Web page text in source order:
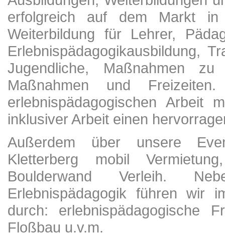
erfolgreich auf dem Markt in
Weiterbildung für Lehrer,
Erlebnispädagogikausbildung,
Jugendliche, Maßnahmen zu
Maßnahmen und
erlebnispädagogischen Arbeit
inklusiver Arbeit einen
Außerdem über unsere
Kletterberg mobil
Boulderwand Verleih.
Erlebnispädagogik führen wir
durch: erlebnispädagogische
Floßbau u.v.m.